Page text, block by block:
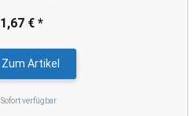
1,67 € *
Zum Artikel
Sofort verfügbar